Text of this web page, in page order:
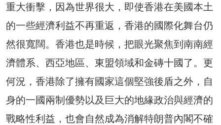
重大衝擊，因為世界很大，即使香港在美國本土
的一些經濟利益不再重返，香港的國際化舞台仍
然很寬闊。香港也是時候，把眼光聚焦到南南經
濟體系、西亞地區、東盟領域和金磚十國了。更
何況，香港除了擁有國家這個堅強後盾之外，自
身的一國兩制優勢以及巨大的地緣政治與經濟的
戰略性利益，也會自然成為消解特朗普內閣不確